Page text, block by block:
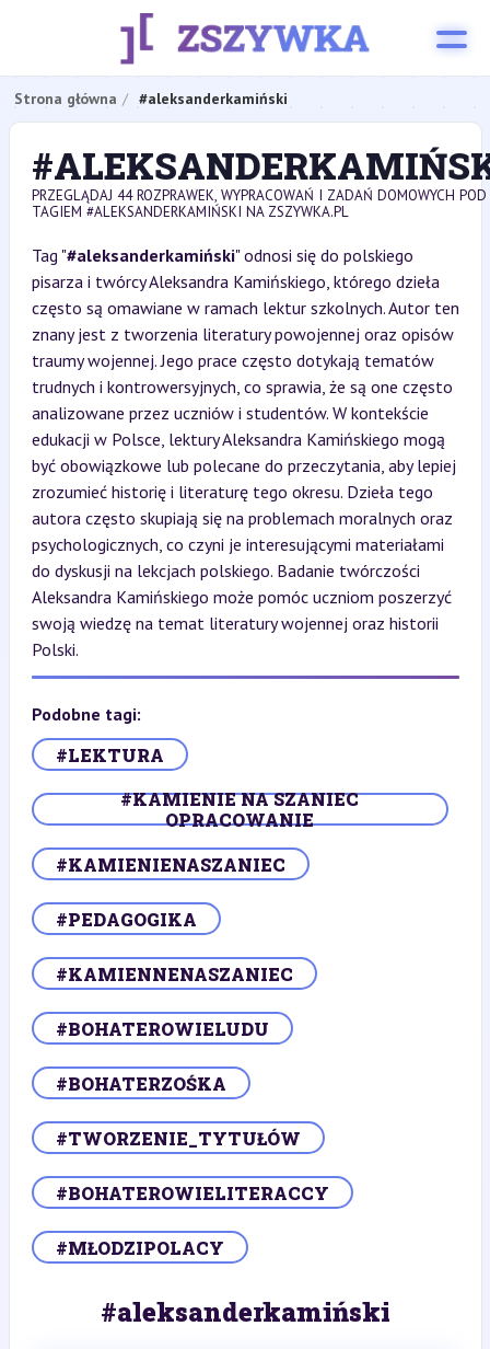
Strona główna #aleksanderkamiński
PRZEGLĄDAJ 44 ROZPRAWEK, WYPRACOWAŃ I ZADAŃ DOMOWYCH POD
TAGIEM #ALEKSANDERKAMIŃSKI NA ZSZYWKA.PL
Tag "#aleksanderkamiński" odnosi się do polskiego
pisarza i twórcy Aleksandra Kamińskiego, którego dzieła
często są omawiane w ramach lektur szkolnych. Autor ten
znany jest z tworzenia literatury powojennej oraz opisów
traumy wojennej. Jego prace często dotykają tematów
trudnych i kontrowersyjnych, co sprawia, że są one często
analizowane przez uczniów i studentów. W kontekście
edukacji w Polsce, lektury Aleksandra Kamińskiego mogą
być obowiązkowe lub polecane do przeczytania, aby lepiej
zrozumieć historię i literaturę tego okresu. Dzieła tego
autora często skupiają się na problemach moralnych oraz
psychologicznych, co czyni je interesującymi materiałami
do dyskusji na lekcjach polskiego. Badanie twórczości
Aleksandra Kamińskiego może pomóc uczniom poszerzyć
swoją wiedzę na temat literatury wojennej oraz historii
Polski.
Podobne tagi:
#LEKTURA
#KAMIENIE NA SZANIEC
OPRACOWANIE
#KAMIENIENASZANIEC
#PEDAGOGIKA
#KAMIENNENASZANIEC
#BOHATEROWIELUDU
#BOHATERZOŚKA
#TWORZENIE_TYTUŁÓW
#BOHATEROWIELITERACCY
#MŁODZIPOLACY
#aleksanderkamiński